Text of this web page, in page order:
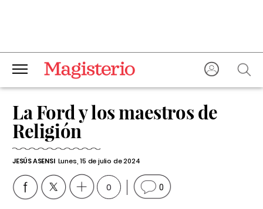
La Ford y los maestros de
Religión
JESÚS ASENSI Lunes, 15 de julio de 2024
0 0